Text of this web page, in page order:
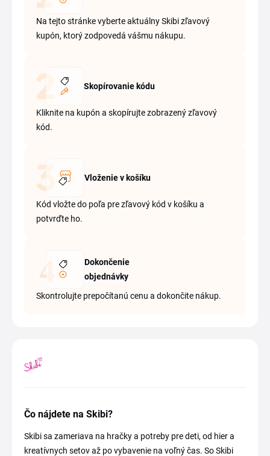
Na tejto stránke vyberte aktuálny Skibi zľavový
kupón, ktorý zodpovedá vášmu nákupu.
Skopírovanie kódu
Kliknite na kupón a skopírujte zobrazený zľavový
kód.
Vloženie v košíku
Kód vložte do poľa pre zľavový kód v košíku a
potvrďte ho.
Dokončenie
objednávky
Skontrolujte prepočítanú cenu a dokončite nákup.
Čo nájdete na Skibi?
Skibi sa zameriava na hračky a potreby pre deti, od hier a
kreatívnych setov až po vybavenie na voľný čas. So Skibi